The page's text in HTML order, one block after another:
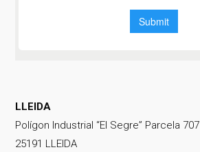
LLEIDA
Polígon Industrial “El Segre” Parcela 707
25191 LLEIDA